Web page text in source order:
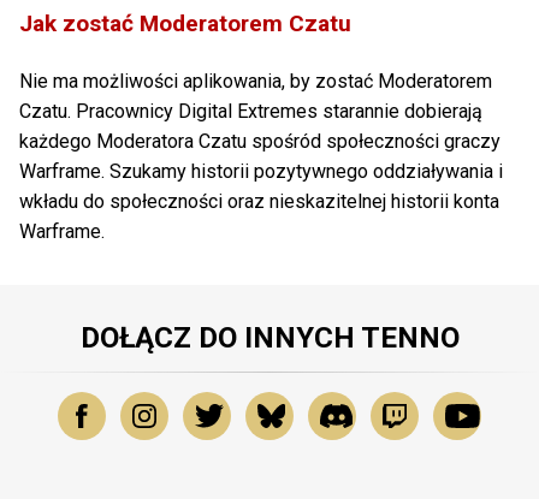
Jak zostać Moderatorem Czatu
Nie ma możliwości aplikowania, by zostać Moderatorem
Czatu. Pracownicy Digital Extremes starannie dobierają
każdego Moderatora Czatu spośród społeczności graczy
Warframe. Szukamy historii pozytywnego oddziaływania i
wkładu do społeczności oraz nieskazitelnej historii konta
Warframe.
DOŁĄCZ DO INNYCH TENNO